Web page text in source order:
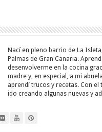
Nací en pleno barrio de La
Palmas de Gran Canaria.
desenvolverme en la cocina
madre y, en especial, a mi
aprendí trucos y recetas. Con el
ido creando algunas nuevas y